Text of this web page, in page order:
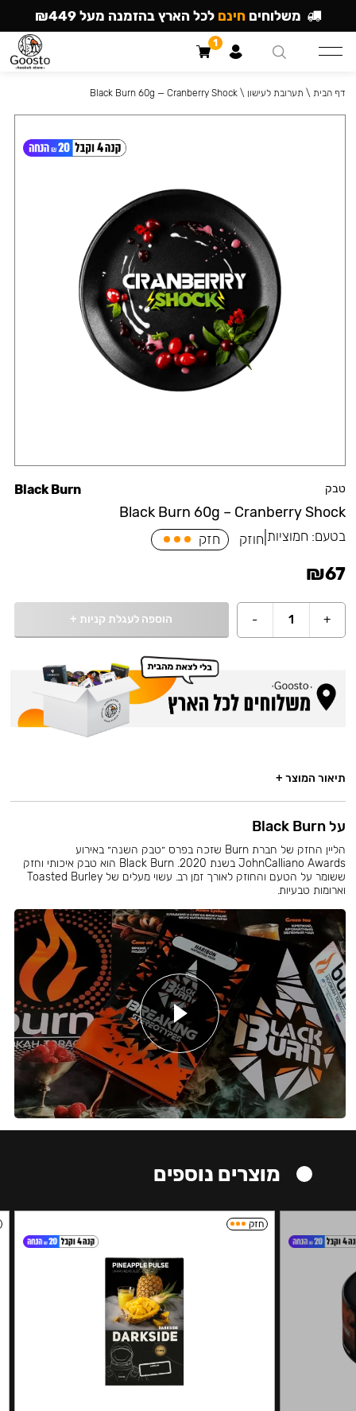
טבק
Black Burn 60g – Cranberry Shock
Black Burn
בטעם: חמוציות חוזק חזק
₪67
+
1
- הוספה לעגלת קניות +
דף הבית \ תערובת לעישון \
Black Burn 60g — Cranberry Shock
תיאור המוצר +
על Black Burn
הליין החזק של חברת Burn שזכה בפרס ״טבק השנה״ באירוע
JohnCalliano Awards בשנת 2020. Black Burn הוא טבק איכותי וחזק
ששומר על הטעם והחוזק לאורך זמן רב. עשוי מעלים של Toasted Burley
וארומות טבעיות.
מוצרים נוספים
חזק
משלוחים חינם לכל הארץ בהזמנה מעל ₪449
1